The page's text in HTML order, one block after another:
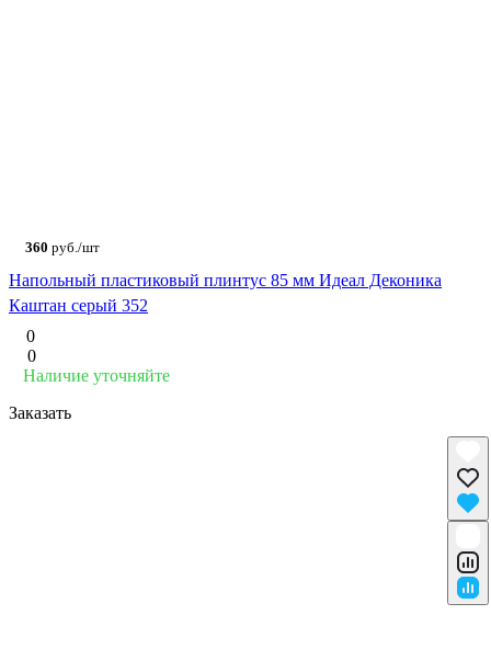
360 руб./шт
Напольный пластиковый плинтус 85 мм Идеал Деконика
Каштан серый 352
0
0
Наличие уточняйте
Заказать